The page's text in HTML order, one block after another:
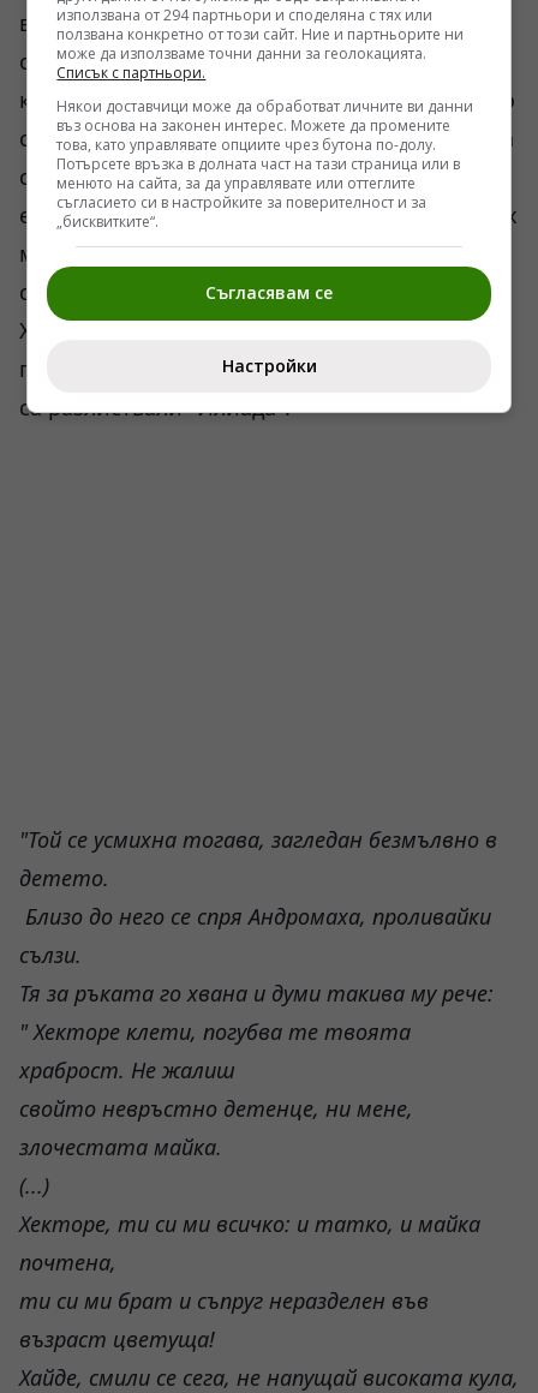
в няколко томителни мига бърза да види
обичаната съпруга и детето си, излезли на
крепостната стена да наблюдават сражението
от градската кула. Нарочно вграждам в текста
си дълъг цитат от тази Песен, защото - от
една страна - само автентичният Омиров стих
може да предаде тая тревожна среща на две
сърца и да изрази душевното величие на
Хектор, а от друга - защото така биха я
прочели повече млади хора, които никога не
са разлиствали "Илиада":
"Той се усмихна тогава, загледан безмълвно в
детето.
Близо до него се спря Андромаха, проливайки
сълзи.
Тя за ръката го хвана и думи такива му рече:
" Хекторе клети, погубва те твоята
храброст. Не жалиш
свойто невръстно детенце, ни мене,
злочестата майка.
(...)
Хекторе, ти си ми всичко: и татко, и майка
почтена,
ти си ми брат и съпруг неразделен във
възраст цветуща!
Хайде, смили се сега, не напущай високата кула,
използвана от 294 партньори и споделяна с тях или
ползвана конкретно от този сайт. Ние и партньорите ни
може да използваме точни данни за геолокацията.
Списък с партньори.
Някои доставчици може да обработват личните ви данни
въз основа на законен интерес. Можете да промените
това, като управлявате опциите чрез бутона по-долу.
Потърсете връзка в долната част на тази страница или в
менюто на сайта, за да управлявате или оттеглите
съгласието си в настройките за поверителност и за
„бисквитките“.
Съгласявам се
Настройки